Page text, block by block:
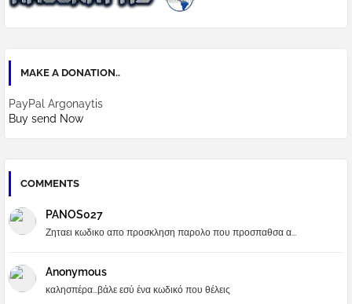
MAKE A DONATION..
PayPal Argonaytis
Buy send Now
COMMENTS
PANOS027
Ζηταει κωδικο απο προσκληση παρολο που προσπαθσα α...
Anonymous
καλησπέρα...βάλε εσύ ένα κωδικό που θέλεις